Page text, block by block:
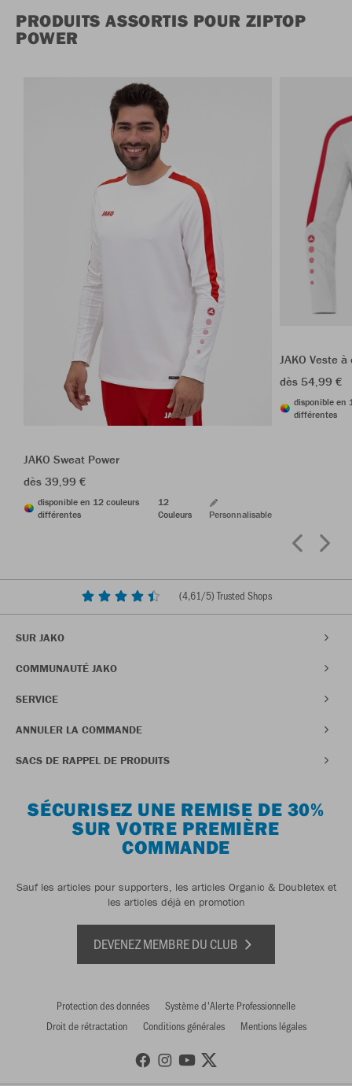
PRODUITS ASSORTIS POUR ZIPTOP
POWER
JAKO Sweat Power
dès 39,99 €
disponible en 12 couleurs
différentes
12
Couleurs
Personnalisable
JAKO Veste
dès 54,99 €
disponible en
différentes
(4,61/5) Trusted Shops
SUR JAKO
COMMUNAUTÉ JAKO
SERVICE
ANNULER LA COMMANDE
SACS DE RAPPEL DE PRODUITS
SÉCURISEZ UNE REMISE DE 30%
SUR VOTRE PREMIÈRE
COMMANDE
Sauf les articles pour supporters, les articles Organic & Doubletex et
les articles déjà en promotion
DEVENEZ MEMBRE DU CLUB
Protection des données
Système d'Alerte Professionnelle
Droit de rétractation
Conditions générales Mentions légales